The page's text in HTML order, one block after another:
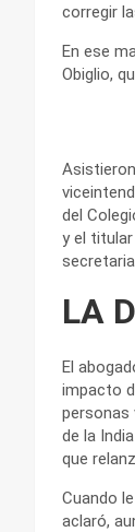
corregir
En ese
Obiglio,
del
y el titular
LA
El
impacto
personas
de la
que
Cuando
aclaró,